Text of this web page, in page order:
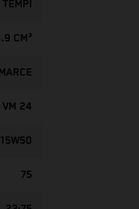
TEMPI
CM³
VM 24
75